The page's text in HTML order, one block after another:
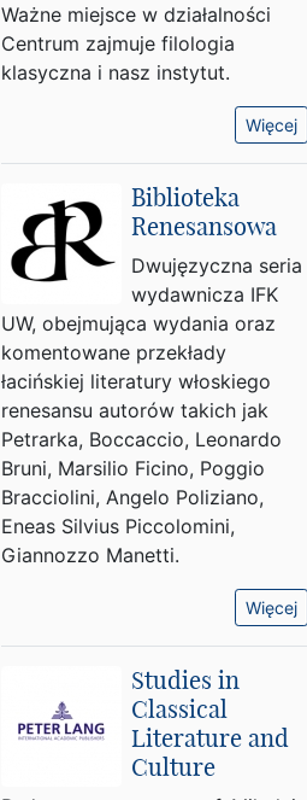
Ważne miejsce w działalności
Centrum zajmuje filologia
klasyczna i nasz instytut.
Więcej
Biblioteka
Renesansowa
Dwujęzyczna seria
wydawnicza IFK
UW, obejmująca wydania oraz
komentowane przekłady
łacińskiej literatury włoskiego
renesansu autorów takich jak
Petrarka, Boccaccio, Leonardo
Bruni, Marsilio Ficino, Poggio
Bracciolini, Angelo Poliziano,
Eneas Silvius Piccolomini,
Giannozzo Manetti.
Więcej
Studies in
Classical
Literature and
Culture